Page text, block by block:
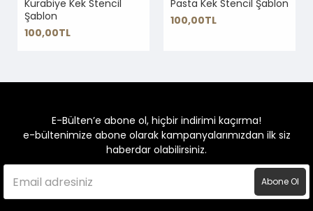
Kurabiye Kek Stencil
Şablon
100,00TL
Pasta Kek Stencil Şablon
100,00TL
E-Bülten’e abone ol, hiçbir indirimi kaçırma!
e-bültenimize abone olarak kampanyalarımızdan ilk siz
haberdar olabilirsiniz.
Abone Ol